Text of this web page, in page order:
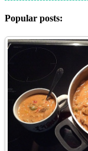
Popular posts: